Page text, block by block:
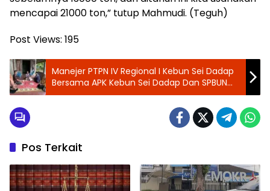
mencapai 21000 ton,” tutup Mahmudi. (Teguh)
Post Views: 195
Manejer PTPN IV Regional I Kebun Sei Dadap
Bersama APK Kebun Sei Dadap Dan SPBUN
Basis Sei Dadap Berikan Bantuan Kepada
Pos Terkait